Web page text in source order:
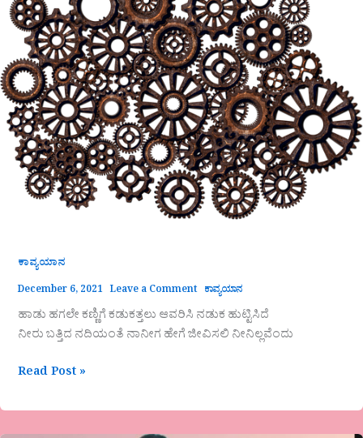
ಕಾವ್ಯಯಾನ
December 6, 2021 Leave a Comment ಕಾವ್ಯಯಾನ
ಹಾಡು ಹಗಲೇ ಕಣ್ಣಿಗೆ ಕಡುಕತ್ತಲು ಆವರಿಸಿ ನಡುಕ ಹುಟ್ಟಿಸಿದೆ
ನೀರು ಬತ್ತಿದ ನದಿಯಂತೆ ನಾನೀಗ ಹೇಗೆ ಜೀವಿಸಲಿ ನೀನಿಲ್ಲವೆಂದು
Read Post »